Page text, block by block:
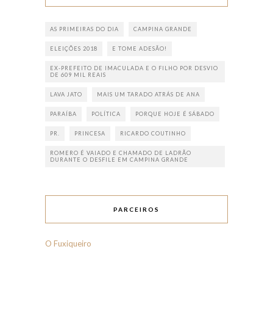
AS PRIMEIRAS DO DIA CAMPINA GRANDE
ELEIÇÕES 2018 E TOME ADESÃO!
EX-PREFEITO DE IMACULADA E O FILHO POR DESVIO
DE 609 MIL REAIS
LAVA JATO MAIS UM TARADO ATRÁS DE ANA
PARAÍBA POLÍTICA PORQUE HOJE É SÁBADO
PR. PRINCESA RICARDO COUTINHO
ROMERO É VAIADO E CHAMADO DE LADRÃO
DURANTE O DESFILE EM CAMPINA GRANDE
PARCEIROS
O Fuxiqueiro